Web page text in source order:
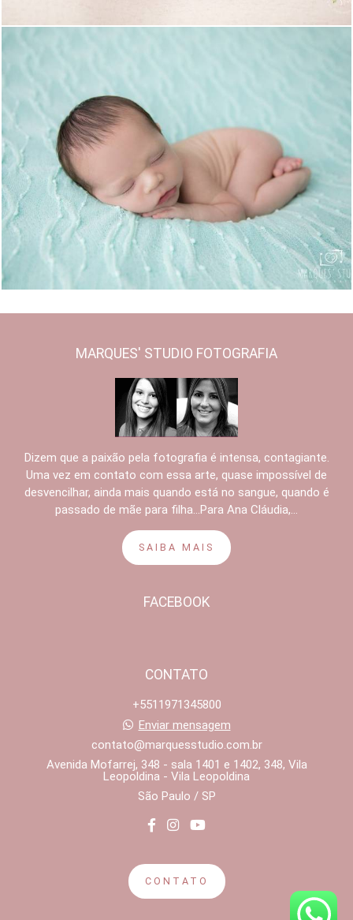
2391 1
MARQUES' STUDIO FOTOGRAFIA
Dizem que a paixão pela fotografia é intensa, contagiante.
Uma vez em contato com essa arte, quase impossível de
desvencilhar, ainda mais quando está no sangue, quando é
passado de mãe para filha...Para Ana Cláudia,...
SAIBA MAIS
FACEBOOK
CONTATO
+5511971345800
Enviar mensagem
contato@marquesstudio.com.br
Avenida Mofarrej, 348 - sala 1401 e 1402, 348, Vila
Leopoldina - Vila Leopoldina
São Paulo / SP
CONTATO